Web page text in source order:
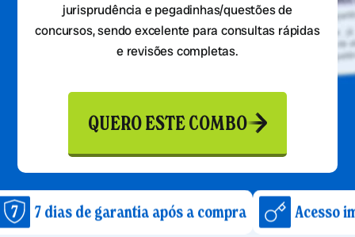
jurisprudência e pegadinhas/questões de
concursos, sendo excelente para consultas rápidas
e revisões completas.
QUERO ESTE COMBO
de garantia após a compra Acesso imediato